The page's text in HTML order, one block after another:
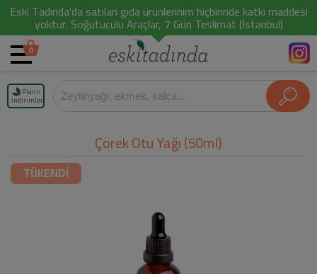
Eski Tadında'da satılan gıda ürünlerinim hiçbirinde katkı maddesi
yoktur. Soğutuculu Araçlar, 7 Gün Teslimat (İstanbul)
0
Planlı
İndirimler
Çörek Otu Yağı (50ml)
TÜKENDİ